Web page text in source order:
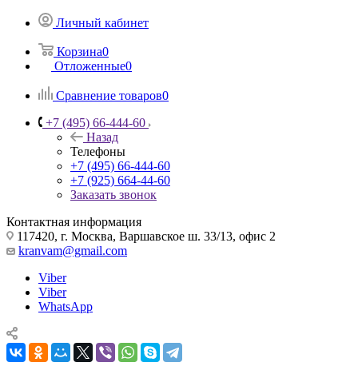
Личный кабинет
Корзина0
Отложенные0
Сравнение товаров0
+7 (495) 66-444-60
Назад
Телефоны
+7 (495) 66-444-60
+7 (925) 664-44-60
Заказать звонок
Контактная информация
117420, г. Москва, Варшавское ш. 33/13, офис 2
kranvam@gmail.com
Viber
Viber
WhatsApp